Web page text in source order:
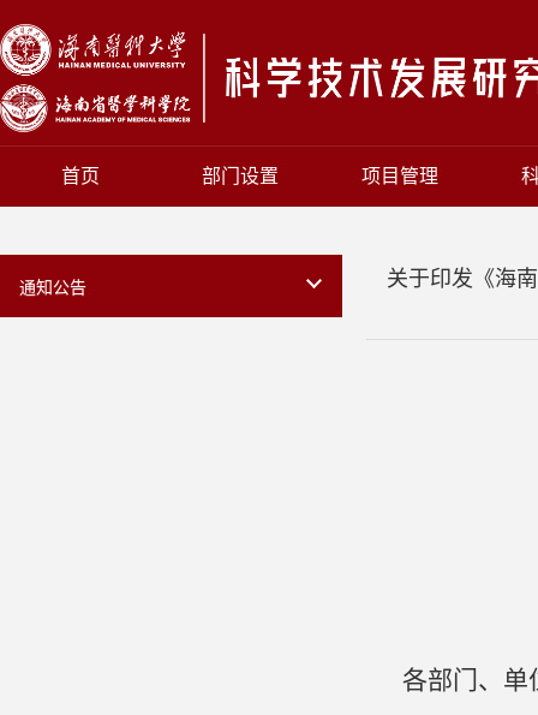
首页 部门设置 项目管理
通知公告 关于印发《海
各部门、单